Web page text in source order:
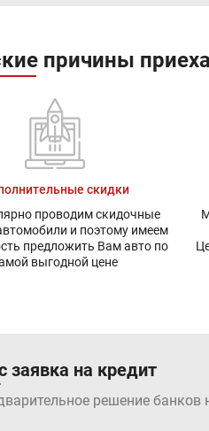
причины
скидки
проводим скидочные
и поэтому имеем
предложить Вам авто по
выгодной цене
заявка на кредит
решение банков